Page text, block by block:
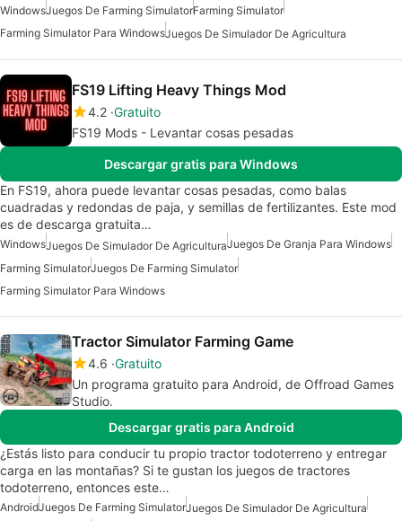
WindowsJuegos De Farming SimulatorFarming Simulator
Farming Simulator Para WindowsJuegos De Simulador De Agricultura
FS19 Lifting Heavy Things Mod
4.2 Gratuito
FS19 Mods - Levantar cosas pesadas
Descargar gratis para Windows
En FS19, ahora puede levantar cosas pesadas, como balas
cuadradas y redondas de paja, y semillas de fertilizantes. Este mod
es de descarga gratuita…
WindowsJuegos De Simulador De AgriculturaJuegos De Granja Para Windows
Farming SimulatorJuegos De Farming Simulator
Farming Simulator Para Windows
Tractor Simulator Farming Game
4.6 Gratuito
Un programa gratuito para Android, de Offroad Games
Studio.
Descargar gratis para Android
¿Estás listo para conducir tu propio tractor todoterreno y entregar
carga en las montañas? Si te gustan los juegos de tractores
todoterreno, entonces este…
AndroidJuegos De Farming SimulatorJuegos De Simulador De Agricultura